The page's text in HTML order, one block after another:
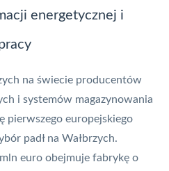
energetycznej i
na świecie producentów
i systemów magazynowania
pierwszego europejskiego
padł na Wałbrzych.
euro obejmuje fabrykę o